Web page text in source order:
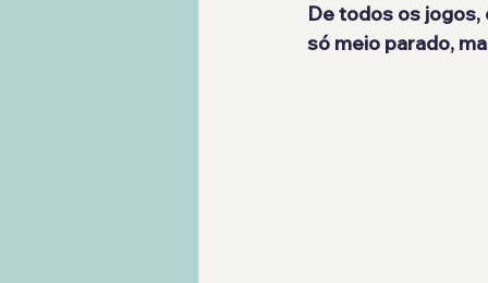
De todos os
só meio parado,